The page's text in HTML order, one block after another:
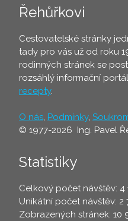
Řehůřkovi
Cestovatelské stránky
tady pro vás už od roku
rodinných stránek se
rozsáhlý informační
recepty.
O nás, Podmínky,
© 1977-2026 Ing. Pavel
Statistiky
Celkový počet návštěv: 4
Unikátní počet návštěv: 2
Zobrazených stránek: 10